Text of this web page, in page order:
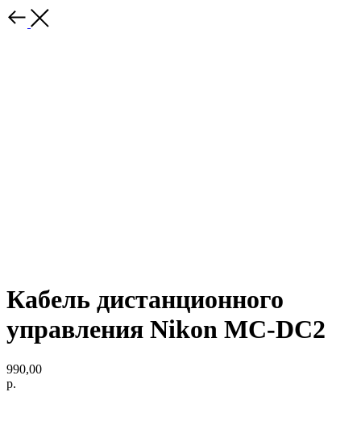
Кабель дистанционного
управления Nikon MC-DC2
990,00
р.